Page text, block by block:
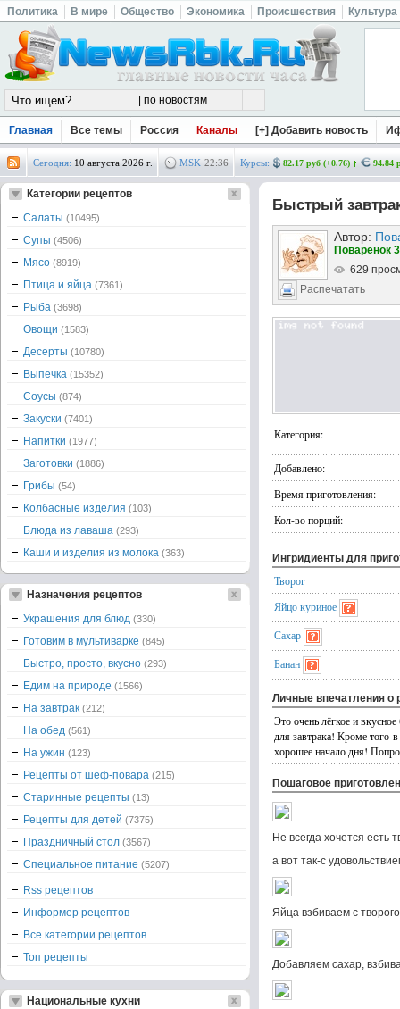
Политика В мире Общество Экономика Происшествия Культура
Главная Все темы Россия Каналы [+] Добавить новость
Сегодня: 10 августа 2026 г. MSK 22:36 Курсы: 82.17 руб (+0.76) 94.84
Быстрый
Автор:
Поварёнок
629
Распечатать
Категория:
Добавлено:
Время приготовления:
Кол-во порций:
Ингридиенты для
Творог
Яйцо куриное
Сахар
Банан
Личные впечатления о
Это очень лёгкое и
для завтрака! Кроме
хорошее начало дня!
Пошаговое
Не всегда хочется есть
а вот так-с
Яйца взбиваем с
Добавляем сахар,
Категории рецептов
Салаты (10495)
Супы (4506)
Мясо (8919)
Птица и яйца (7361)
Рыба (3698)
Овощи (1583)
Десерты (10780)
Выпечка (15352)
Соусы (874)
Закуски (7401)
Напитки (1977)
Заготовки (1886)
Грибы (54)
Колбасные изделия (103)
Блюда из лаваша (293)
Каши и изделия из молока (363)
Назначения рецептов
Украшения для блюд (330)
Готовим в мультиварке (845)
Быстро, просто, вкусно (293)
Едим на природе (1566)
На завтрак (212)
На обед (561)
На ужин (123)
Рецепты от шеф-повара (215)
Старинные рецепты (13)
Рецепты для детей (7375)
Праздничный стол (3567)
Специальное питание (5207)
Rss рецептов
Информер рецептов
Все категории рецептов
Топ рецепты
Национальные кухни